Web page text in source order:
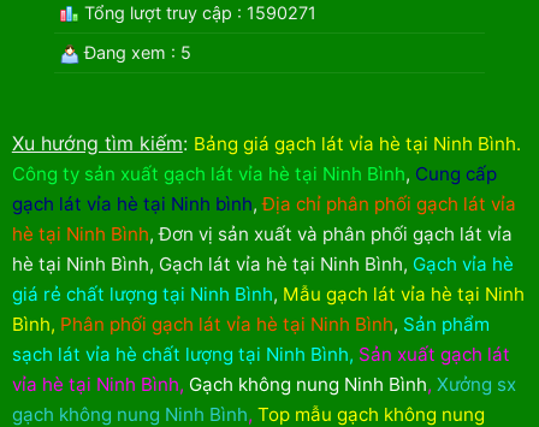
Tổng lượt truy cập : 1590271
Đang xem : 5
Xu hướng tìm kiếm: Bảng giá gạch lát vỉa hè tại Ninh Bình.
Công ty sản xuất gạch lát vỉa hè tại Ninh Bình, Cung cấp
gạch lát vỉa hè tại Ninh bình,Địa chỉ phân phối gạch lát vỉa
hè tại Ninh Bình,Đơn vị sản xuất và phân phối gạch lát vỉa
hè tại Ninh Bình, Gạch lát vỉa hè tại Ninh Bình, Gạch vỉa hè
giá rẻ chất lượng tại Ninh Bình, Mẫu gạch lát vỉa hè tại Ninh
Bình, Phân phối gạch lát vỉa hè tại Ninh Bình, Sản phẩm
sạch lát vỉa hè chất lượng tại Ninh Bình, Sản xuất gạch lát
vỉa hè tại Ninh Bình, Gạch không nung Ninh Bình, Xưởng sx
gạch không nung Ninh Bình, Top mẫu gạch không nung